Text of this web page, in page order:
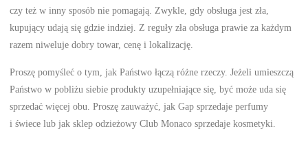
czy też w inny sposób nie pomagają. Zwykle, gdy obsługa jest zła,
kupujący udają się gdzie indziej. Z reguły zła obsługa prawie za każdym
razem niweluje dobry towar, cenę i lokalizację.
Proszę pomyśleć o tym, jak Państwo łączą różne rzeczy. Jeżeli umieszczą
Państwo w pobliżu siebie produkty uzupełniające się, być może uda się
sprzedać więcej obu. Proszę zauważyć, jak Gap sprzedaje perfumy
i świece lub jak sklep odzieżowy Club Monaco sprzedaje kosmetyki.